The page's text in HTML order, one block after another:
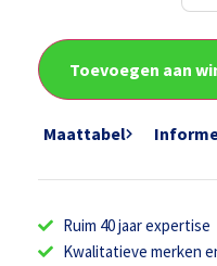
Toevoegen aan
Maattabel
Ruim 40 jaar expertise
Kwalitatieve merken